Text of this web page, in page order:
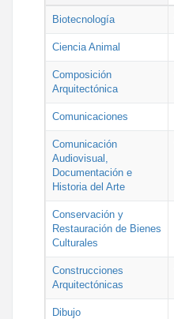
Biotecnología
Ciencia Animal
Composición
Arquitectónica
Comunicaciones
Comunicación
Audiovisual,
Documentación e
Historia del Arte
Conservación y
Restauración de Bienes
Culturales
Construcciones
Arquitectónicas
Dibujo